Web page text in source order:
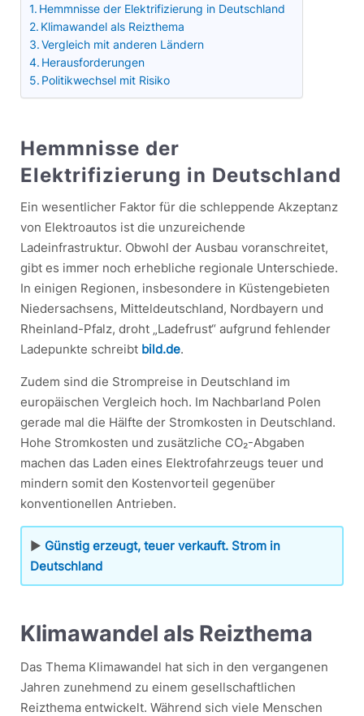
Hemmnisse der Elektrifizierung in Deutschland
Klimawandel als Reizthema
Vergleich mit anderen Ländern
Herausforderungen
Politikwechsel mit Risiko
Hemmnisse der
Elektrifizierung in Deutschland
Ein wesentlicher Faktor für die schleppende Akzeptanz
von Elektroautos ist die unzureichende
Ladeinfrastruktur. Obwohl der Ausbau voranschreitet,
gibt es immer noch erhebliche regionale Unterschiede.
In einigen Regionen, insbesondere in Küstengebieten
Niedersachsens, Mitteldeutschland, Nordbayern und
Rheinland-Pfalz, droht „Ladefrust“ aufgrund fehlender
Ladepunkte schreibt bild.de.
Zudem sind die Strompreise in Deutschland im
europäischen Vergleich hoch. Im Nachbarland Polen
gerade mal die Hälfte der Stromkosten in Deutschland.
Hohe Stromkosten und zusätzliche CO₂-Abgaben
machen das Laden eines Elektrofahrzeugs teuer und
mindern somit den Kostenvorteil gegenüber
konventionellen Antrieben.
▶ Günstig erzeugt, teuer verkauft. Strom in
Deutschland
Klimawandel als Reizthema
Das Thema Klimawandel hat sich in den vergangenen
Jahren zunehmend zu einem gesellschaftlichen
Reizthema entwickelt. Während sich viele Menschen